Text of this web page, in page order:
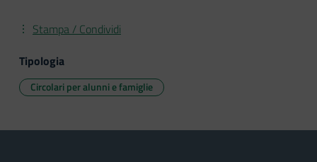
Stampa / Condividi
Tipologia
Circolari per alunni e famiglie